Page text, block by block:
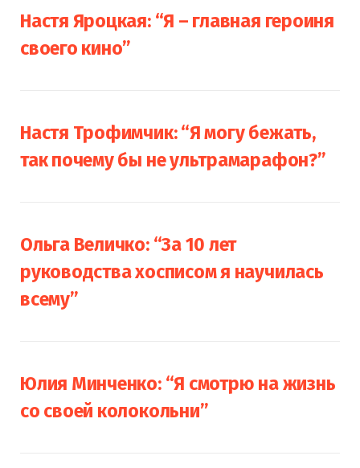
Настя Яроцкая: “Я – главная героиня
своего кино”
Настя Трофимчик: “Я могу бежать,
так почему бы не ультрамарафон?”
Ольга Величко: “За 10 лет
руководства хосписом я научилась
всему”
Юлия Минченко: “Я смотрю на жизнь
со своей колокольни”